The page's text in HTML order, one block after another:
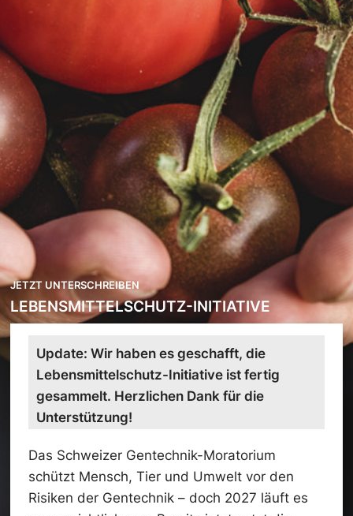
JETZT UNTERSCHREIBEN
LEBENSMITTELSCHUTZ-INITIATIVE
Update: Wir haben es geschafft, die
Lebensmittelschutz-Initiative ist fertig
gesammelt. Herzlichen Dank für die
Unterstützung!
Das Schweizer Gentechnik-Moratorium
schützt Mensch, Tier und Umwelt vor den
Risiken der Gentechnik – doch 2027 läuft es